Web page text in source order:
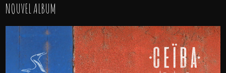
NOUVEL ALBUM